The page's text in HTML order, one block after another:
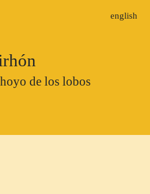
english
de los lobos